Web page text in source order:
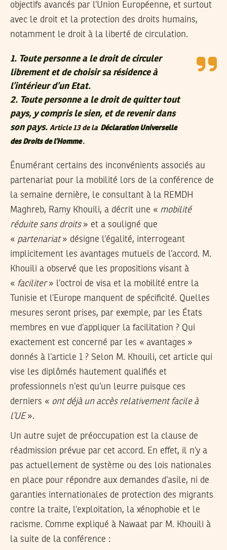
objectifs avancés par l’Union Européenne, et surtout
avec le droit et la protection des droits humains,
notamment le droit à la liberté de circulation.
1. Toute personne a le droit de circuler
librement et de choisir sa résidence à
l’intérieur d’un Etat.
2. Toute personne a le droit de quitter tout
pays, y compris le sien, et de revenir dans
son pays. Article 13 de la Déclaration Universelle
des Droits de l’Homme .
Énumérant certains des inconvénients associés au
partenariat pour la mobilité lors de la conférence de
la semaine dernière, le consultant à la REMDH
Maghreb, Ramy Khouili, a décrit une « mobilité
réduite sans droits» et a souligné que
« partenariat» désigne l’égalité, interrogeant
implicitement les avantages mutuels de l’accord. M.
Khouili a observé que les propositions visant à
« faciliter» l’octroi de visa et la mobilité entre la
Tunisie et l’Europe manquent de spécificité. Quelles
mesures seront prises, par exemple, par les États
membres en vue d’appliquer la facilitation ? Qui
exactement est concerné par les « avantages »
donnés à l’article 1 ? Selon M. Khouili, cet article qui
vise les diplômés hautement qualifiés et
professionnels n’est qu’un leurre puisque ces
derniers « ont déjà un accès relativement facile à
l’UE».
Un autre sujet de préoccupation est la clause de
réadmission prévue par cet accord. En effet, il n’y a
pas actuellement de système ou des lois nationales
en place pour répondre aux demandes d’asile, ni de
garanties internationales de protection des migrants
contre la traite, l’exploitation, la xénophobie et le
racisme. Comme expliqué à Nawaat par M. Khouili à
la suite de la conférence :